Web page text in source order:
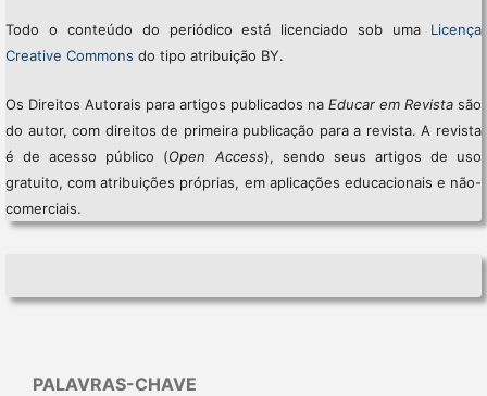
Todo o conteúdo do periódico está licenciado sob uma Licença
Creative Commons do tipo atribuição BY.
Os Direitos Autorais para artigos publicados naEducar em Revista são
do autor, com direitos de primeira publicação para a revista. A revista
é de acesso público (Open Access), sendo seus artigos de uso
gratuito, com atribuições próprias, em aplicações educacionais e não-
comerciais.
PALAVRAS-CHAVE